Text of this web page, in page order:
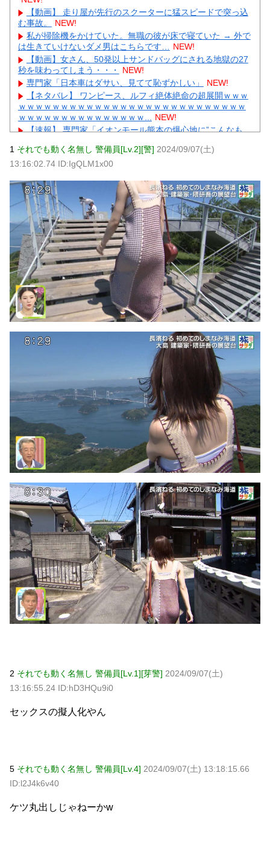
【動画】 走り屋が先行のスクーターに猛スピードで突っ込
む事故。
NEW!
私が掃除機をかけていた。無職の彼が床で寝ていた → 外で
は生きていけないダメ男はこちらです…
NEW!
【動画】女さん、50発以上サンドバッグにされる地獄の27
秒を味わってしまう・・・
NEW!
専門家「日本車はダサい、見てて恥ずかしい」
NEW!
【ネタバレ】 ワンピース、ルフィ絶体絶命の超展開ｗｗｗ
ｗｗｗｗｗｗｗｗｗｗｗｗｗｗｗｗｗｗｗｗｗｗｗｗｗｗｗ
ｗｗｗｗｗｗｗｗｗｗｗｗｗｗｗ...
NEW!
【速報】 専門家「イオンモール熊本の爆心地に”こんなも
【画像】 真夏日のプール、ガチで最高すぎｗｗｗｗｗｗｗ
ｗｗｗ NEW!
【物議】広末涼子まさかの地上波復帰→”次男の言葉”にガル
民大激論ｗｗｗ
NEW!
【衝撃】｢ブラに5000円は贅沢｣と妻を叱った夫→まさかの
正体にガル民が大激怒ｗｗｗ NEW!
元AKB社長、22億円申告漏れ 乃木坂46運営会社の株式を
パチンコ京楽産業に譲渡【ノース・リバー】【窪田康志】
元AKB社長、22億円申告漏れ 乃木坂46運営会社の株式を
パチンコ京楽産業に譲渡【ノース・リバー】【窪田康志】
Powered by livedoor 相互RSS
1 それでも動く名無し 警備員[Lv.2][警] 2024/09/07(土)
13:16:02.74 ID:IgQLM1x00
2 それでも動く名無し 警備員[Lv.1][芽警] 2024/09/07(土)
13:16:55.24 ID:hD3HQu9i0
セックスの擬人化やん
5 それでも動く名無し 警備員[Lv.4] 2024/09/07(土) 13:18:15.66
ID:l2J4k6v40
ケツ丸出しじゃねーかw